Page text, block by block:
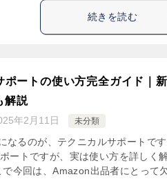
続きを読む
ートの使い方完全ガイド｜
解説
年2月11日 未分類
るのが、テクニカルサポートです
ートですが、実は使い方を詳しく
今回は、Amazon出品者にとって欠